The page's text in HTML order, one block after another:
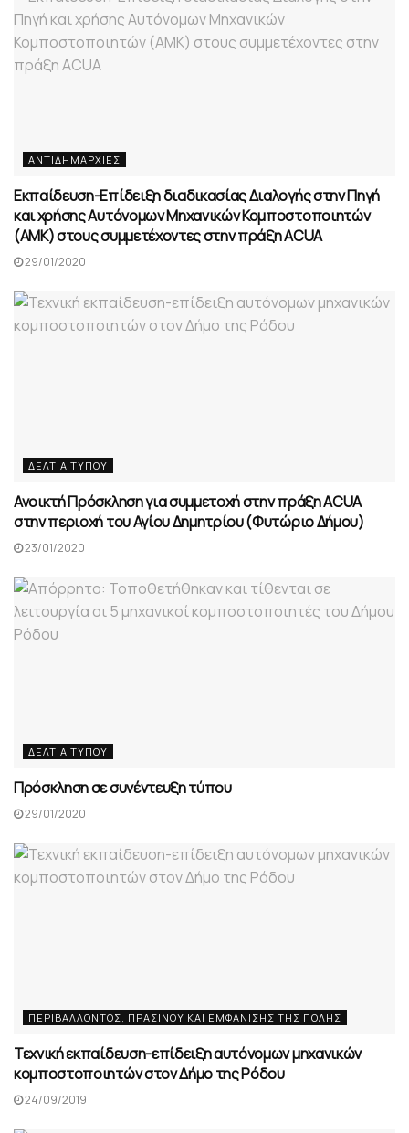
ΑΝΤΙΔΗΜΑΡΧΊΕΣ
Εκπαίδευση-Επίδειξη διαδικασίας Διαλογής στην Πηγή
και χρήσης Αυτόνομων Μηχανικών Κομποστοποιητών
(ΑΜΚ) στους συμμετέχοντες στην πράξη ACUA
29/01/2020
ΔΕΛΤΊΑ ΤΎΠΟΥ
Ανοικτή Πρόσκληση για συμμετοχή στην πράξη ACUA
στην περιοχή του Αγίου Δημητρίου (Φυτώριο Δήμου)
23/01/2020
ΔΕΛΤΊΑ ΤΎΠΟΥ
Πρόσκληση σε συνέντευξη τύπου
29/01/2020
ΠΕΡΙΒΆΛΛΟΝΤΟΣ, ΠΡΑΣΊΝΟΥ ΚΑΙ EΜΦΆΝΙΣΗΣ ΤΗΣ ΠΌΛΗΣ
Τεχνική εκπαίδευση-επίδειξη αυτόνομων μηχανικών
κομποστοποιητών στον Δήμο της Ρόδου
24/09/2019